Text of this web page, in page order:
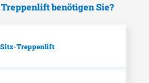
benötigen Sie?
Sitz-Treppenlift